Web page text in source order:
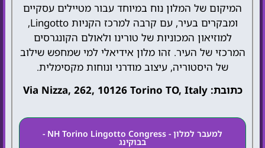
המיקום של המלון נוח במיוחד עבור מטיילים עסקיים
ומבקרים בעיר, עם קרבה למרכז הקניות Lingotto,
למוזיאון המכוניות של טורינו ולאולם הקונגרסים
המרכזי של העיר. זהו מלון אידיאלי למי שמחפש שילוב
של היסטוריה, עיצוב מודרני ונוחות מקסימלית.
כתובת: Via Nizza, 262, 10126 Torino TO, Italy
למעבר למלון - NH Torino Lingotto Congress -
בבוקינג